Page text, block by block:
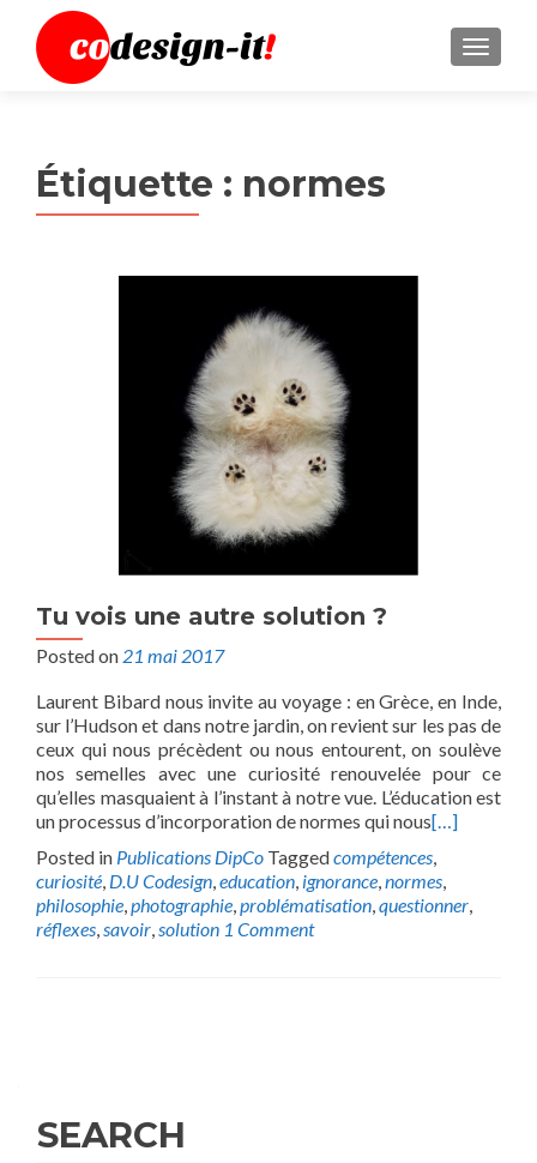
MENU
Étiquette : normes
Tu vois une autre solution ?
Posted on 21 mai 2017
Laurent Bibard nous invite au voyage : en Grèce, en Inde,
sur l’Hudson et dans notre jardin, on revient sur les pas de
ceux qui nous précèdent ou nous entourent, on soulève
nos semelles avec une curiosité renouvelée pour ce
qu’elles masquaient à l’instant à notre vue. L’éducation est
un processus d’incorporation de normes qui nous[…]
Posted in Publications DipCo Taggedcompétences,
curiosité, D.U Codesign,education, ignorance,normes,
philosophie,photographie,problématisation,questionner,
réflexes,savoir,solution 1 Comment
SEARCH